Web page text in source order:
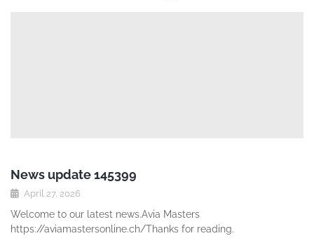
News update 145399
April 27, 2026
Welcome to our latest news.Avia Masters
https://aviamastersonline.ch/Thanks for reading.